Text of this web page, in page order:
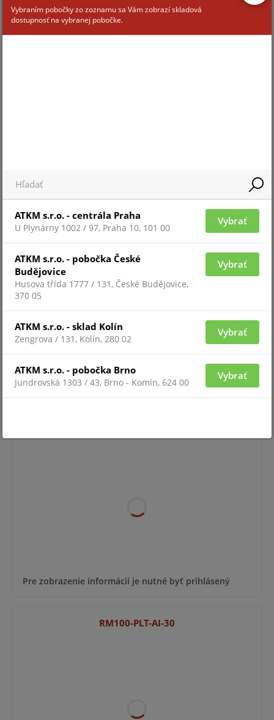
CA80I8-1040
Pre zobrazenie informácií je nutné byť prihlásený
CA80I8-2040
Pre zobrazenie informácií je nutné byť prihlásený
Pre zobrazenie informácií je nutné byť prihlásený
RM100-PLT-AI-30
Vybraním pobočky zo zoznamu sa Vám zobrazí skladová
dostupnosť na vybranej pobočke.
ATKM s.r.o. - centrála Praha
U Plynárny 1002 / 97, Praha 10, 101 00
Vybrať
ATKM s.r.o. - pobočka České
Budějovice
Husova třída 1777 / 131, České Budějovice,
370 05
Vybrať
ATKM s.r.o. - sklad Kolín
Zengrova / 131, Kolín, 280 02
Vybrať
ATKM s.r.o. - pobočka Brno
Jundrovská 1303 / 43, Brno - Komín, 624 00
Vybrať